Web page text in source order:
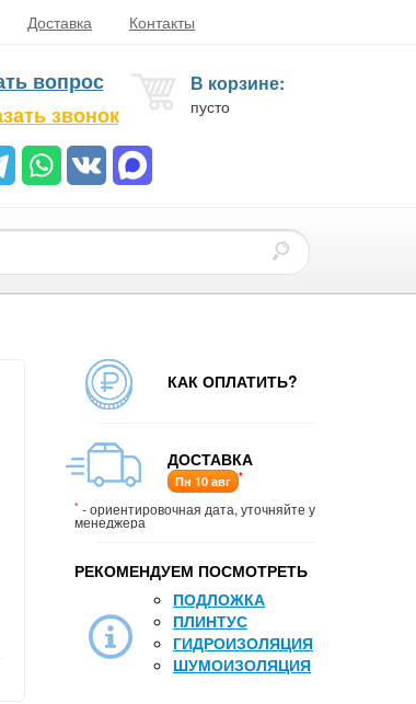
Доставка Контакты
вопрос
звонок
В корзине:
пусто
КАК ОПЛАТИТЬ?
ДОСТАВКА
Пн 10 авг *
* - ориентировочная дата, уточняйте у
менеджера
РЕКОМЕНДУЕМ ПОСМОТРЕТЬ
ПОДЛОЖКА
ПЛИНТУС
ГИДРОИЗОЛЯЦИЯ
ШУМОИЗОЛЯЦИЯ